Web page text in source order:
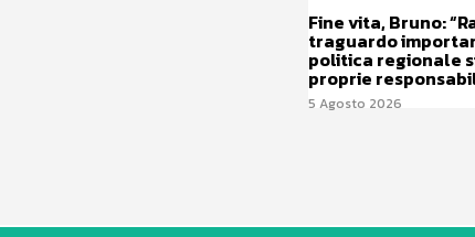
Fine vita, Bruno:
traguardo
politica regionale
proprie
5 Agosto 2026